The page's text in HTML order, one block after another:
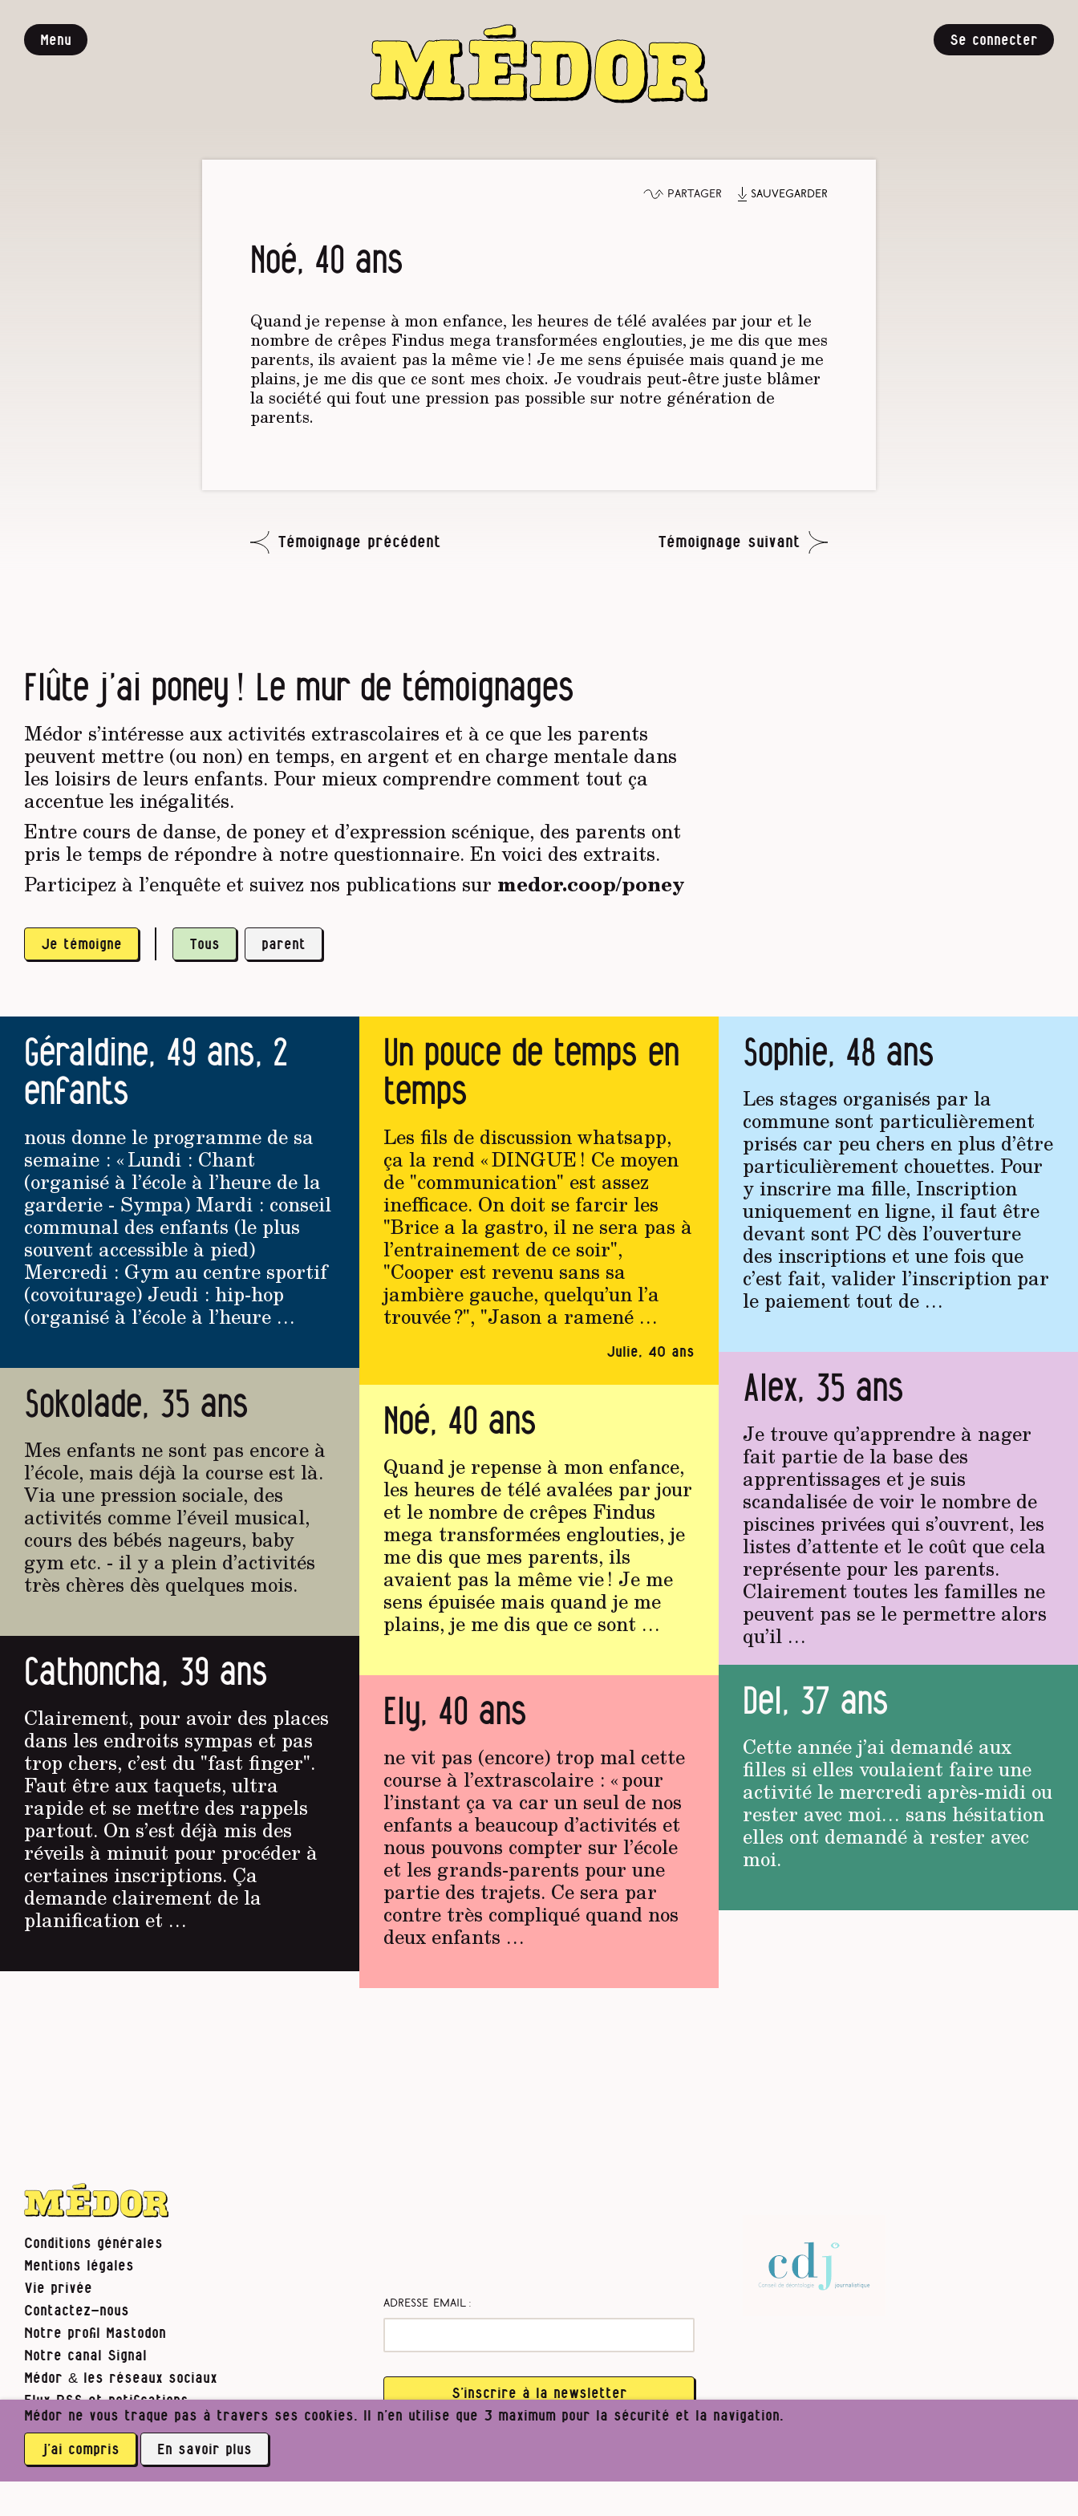
Menu Se connecter
Partager Sauvegarder
Noé, 40 ans
Quand je repense à mon enfance, les heures de télé avalées par jour et le
nombre de crêpes Findus mega transformées englouties, je me dis que mes
parents, ils avaient pas la même vie ! Je me sens épuisée mais quand je me
plains, je me dis que ce sont mes choix. Je voudrais peut-être juste blâmer
la société qui fout une pression pas possible sur notre génération de
parents.
Témoignage précédent Témoignage suivant
Flûte j’ai poney ! Le mur de témoignages
Médor s’intéresse aux activités extrascolaires et à ce que les parents
peuvent mettre (ou non) en temps, en argent et en charge mentale dans
les loisirs de leurs enfants. Pour mieux comprendre comment tout ça
accentue les inégalités.
Entre cours de danse, de poney et d’expression scénique, des parents ont
pris le temps de répondre à notre questionnaire. En voici des extraits.
Participez à l’enquête et suivez nos publications sur medor.coop/poney
Je témoigne Tous parent
Géraldine, 49 ans, 2
enfants
nous donne le programme de sa
semaine : « Lundi : Chant
(organisé à l’école à l’heure de la
garderie - Sympa) Mardi : conseil
communal des enfants (le plus
souvent accessible à pied)
Mercredi : Gym au centre sportif
(covoiturage) Jeudi : hip-hop
(organisé à l’école à l’heure …
Un pouce de temps en
temps
Les fils de discussion whatsapp,
ça la rend « DINGUE ! Ce moyen
de "communication" est assez
inefficace. On doit se farcir les
"Brice a la gastro, il ne sera pas à
l’entrainement de ce soir",
"Cooper est revenu sans sa
jambière gauche, quelqu’un l’a
trouvée ?", "Jason a ramené …
Julie, 40 ans
Sophie, 48 ans
Les stages organisés par la
commune sont particulièrement
prisés car peu chers en plus d’être
particulièrement chouettes. Pour
y inscrire ma fille, Inscription
uniquement en ligne, il faut être
devant sont PC dès l’ouverture
des inscriptions et une fois que
c’est fait, valider l’inscription par
le paiement tout de …
Alex, 35 ans
Je trouve qu’apprendre à nager
fait partie de la base des
apprentissages et je suis
scandalisée de voir le nombre de
piscines privées qui s’ouvrent, les
listes d’attente et le coût que cela
représente pour les parents.
Clairement toutes les familles ne
peuvent pas se le permettre alors
qu’il …
Sokolade, 35 ans
Mes enfants ne sont pas encore à
l’école, mais déjà la course est là.
Via une pression sociale, des
activités comme l’éveil musical,
cours des bébés nageurs, baby
gym etc. - il y a plein d’activités
très chères dès quelques mois.
Noé, 40 ans
Quand je repense à mon enfance,
les heures de télé avalées par jour
et le nombre de crêpes Findus
mega transformées englouties, je
me dis que mes parents, ils
avaient pas la même vie ! Je me
sens épuisée mais quand je me
plains, je me dis que ce sont …
Cathoncha, 39 ans
Clairement, pour avoir des places
dans les endroits sympas et pas
trop chers, c’est du "fast finger".
Faut être aux taquets, ultra
rapide et se mettre des rappels
partout. On s’est déjà mis des
réveils à minuit pour procéder à
certaines inscriptions. Ça
demande clairement de la
planification et …
Del, 37 ans
Cette année j’ai demandé aux
filles si elles voulaient faire une
activité le mercredi après-midi ou
rester avec moi… sans hésitation
elles ont demandé à rester avec
moi.
Ely, 40 ans
ne vit pas (encore) trop mal cette
course à l’extrascolaire : « pour
l’instant ça va car un seul de nos
enfants a beaucoup d’activités et
nous pouvons compter sur l’école
et les grands-parents pour une
partie des trajets. Ce sera par
contre très compliqué quand nos
deux enfants …
Conditions générales
Mentions légales
Vie privée
Contactez-nous
Notre profil Mastodon
Notre canal Signal
Médor & les réseaux sociaux
Flux RSS et notifications
Adresse email :
S’inscrire à la newsletter
Médor ne vous traque pas à travers ses cookies. Il n’en utilise que 3 maximum pour la sécurité et la navigation.
j’ai compris En savoir plus